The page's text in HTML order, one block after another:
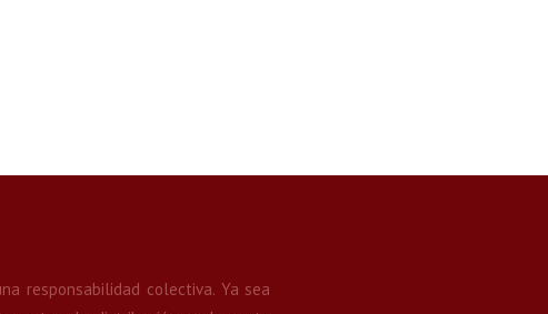
responsabilidad colectiva. Ya sea